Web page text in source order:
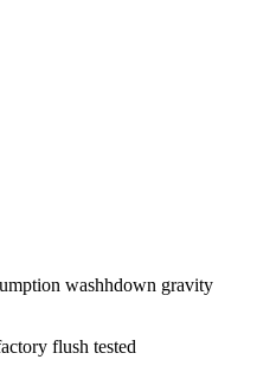
washhdown gravity
flush tested